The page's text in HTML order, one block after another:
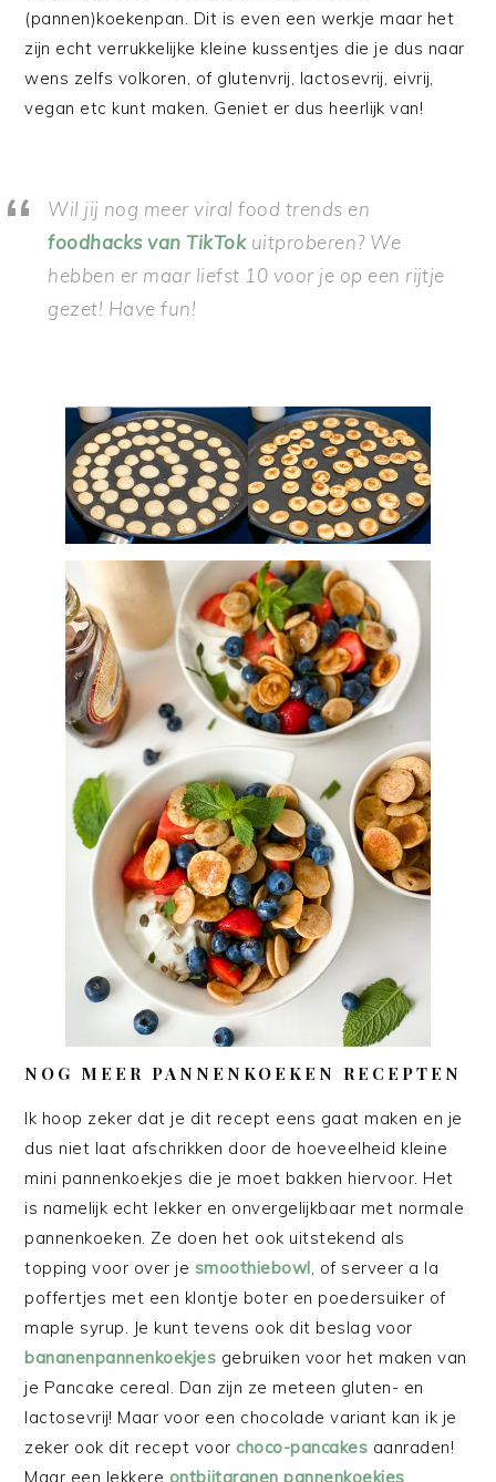
(pannen)koekenpan. Dit is even een werkje maar het
zijn echt verrukkelijke kleine kussentjes die je dus naar
wens zelfs volkoren, of glutenvrij, lactosevrij, eivrij,
vegan etc kunt maken. Geniet er dus heerlijk van!
Wil jij nog meer viral food trends en
foodhacks van TikTokuitproberen? We
hebben er maar liefst 10 voor je op een rijtje
gezet! Have fun!
NOG MEER PANNENKOEKEN RECEPTEN
Ik hoop zeker dat je dit recept eens gaat maken en je
dus niet laat afschrikken door de hoeveelheid kleine
mini pannenkoekjes die je moet bakken hiervoor. Het
is namelijk echt lekker en onvergelijkbaar met normale
pannenkoeken. Ze doen het ook uitstekend als
topping voor over je smoothiebowl , of serveer a la
poffertjes met een klontje boter en poedersuiker of
maple syrup. Je kunt tevens ook dit beslag voor
bananenpannenkoekjes gebruiken voor het maken van
je Pancake cereal. Dan zijn ze meteen gluten- en
lactosevrij! Maar voor een chocolade variant kan ik je
zeker ook dit recept voorchoco-pancakes aanraden!
Maar een lekkere ontbijtgranen pannenkoekjes